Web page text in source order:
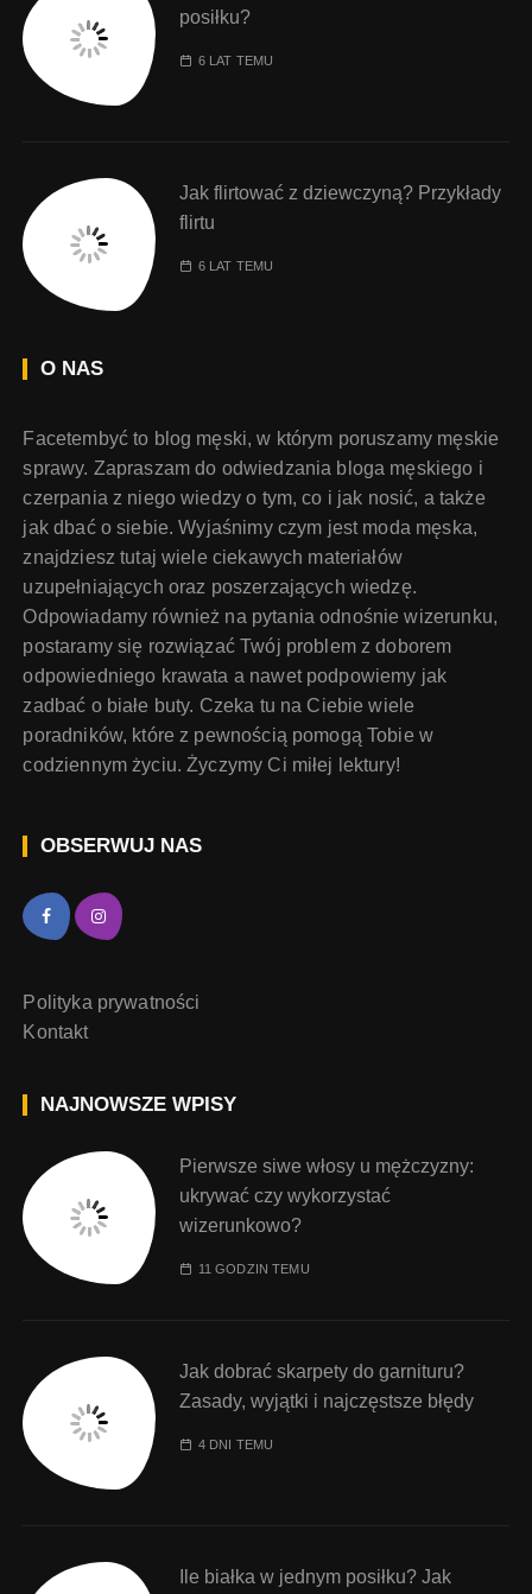
posiłku?
6 LAT TEMU
Jak flirtować z dziewczyną? Przykłady
flirtu
6 LAT TEMU
O NAS
Facetembyć to blog męski, w którym poruszamy męskie
sprawy. Zapraszam do odwiedzania bloga męskiego i
czerpania z niego wiedzy o tym, co i jak nosić, a także
jak dbać o siebie. Wyjaśnimy czym jest moda męska,
znajdziesz tutaj wiele ciekawych materiałów
uzupełniających oraz poszerzających wiedzę.
Odpowiadamy również na pytania odnośnie wizerunku,
postaramy się rozwiązać Twój problem z doborem
odpowiedniego krawata a nawet podpowiemy jak
zadbać o białe buty. Czeka tu na Ciebie wiele
poradników, które z pewnością pomogą Tobie w
codziennym życiu. Życzymy Ci miłej lektury!
OBSERWUJ NAS
Polityka prywatności
Kontakt
NAJNOWSZE WPISY
Pierwsze siwe włosy u mężczyzny:
ukrywać czy wykorzystać
wizerunkowo?
11 GODZIN TEMU
Jak dobrać skarpety do garnituru?
Zasady, wyjątki i najczęstsze błędy
4 DNI TEMU
Ile białka w jednym posiłku? Jak